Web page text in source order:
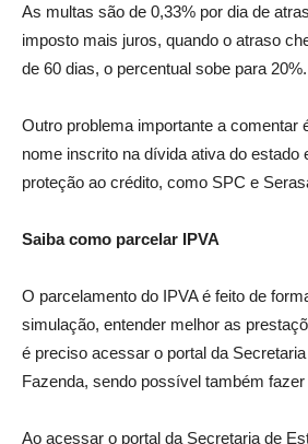
As multas são de 0,33% por dia de
imposto mais juros, quando o atraso
de 60 dias, o percentual sobe para 20%.
Outro problema importante a comentar
nome inscrito na dívida ativa do estado
proteção ao crédito, como SPC e
Saiba como parcelar IPVA
O parcelamento do IPVA é feito de
simulação, entender melhor as
é preciso acessar o portal da
Fazenda, sendo possível também
Ao acessar o portal da Secretaria de